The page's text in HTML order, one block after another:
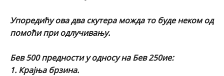
Упоредићу ова два скутера можда то буде неком од
помоћи при одлучивању.
Бев 500 предности у односу на Бев 250ие:
1. Крајња брзина.